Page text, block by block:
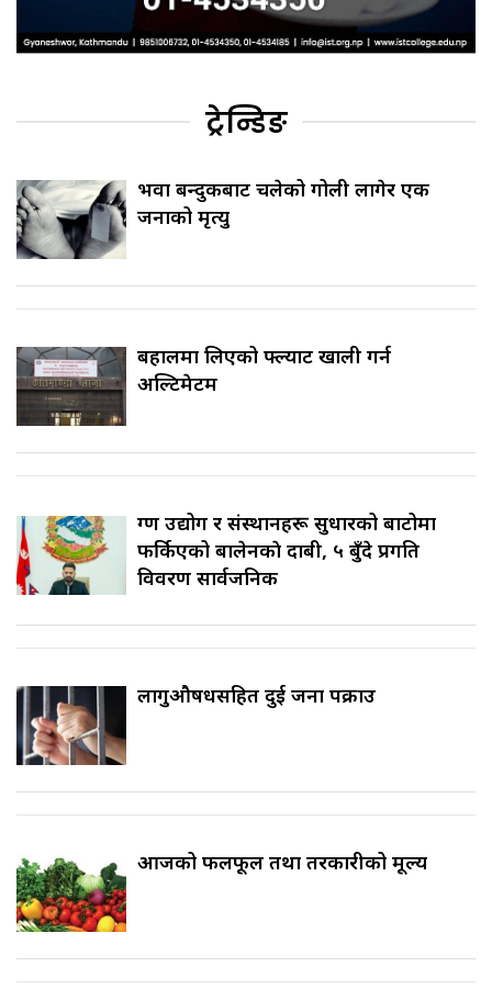
ट्रेन्डिङ
भरुवा बन्दुकबाट चलेको गोली लागेर एक
जनाको मृत्यु
बहालमा लिएको फ्ल्याट खाली गर्न
अल्टिमेटम
रुग्ण उद्योग र संस्थानहरू सुधारको बाटोमा
फर्किएको बालेनकाे दाबी, ५ बुँदे प्रगति
विवरण सार्वजनिक
लागुऔषधसहित दुई जना पक्राउ
आजको फलफूल तथा तरकारीको मूल्य